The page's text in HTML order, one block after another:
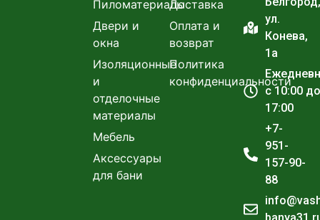
Пиломатериалы
Двери и
окна
Изоляционные
и
отделочные
материалы
Мебель
Аксессуары
для бани
Доставка
Оплата и
возврат
Политика
конфиденциальности
ул.
Конева,
1а
с 10:00 до
17:00
+7-
951-
157-90-
88